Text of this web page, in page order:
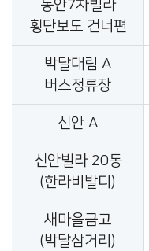
동안7차빌라
횡단보도 건너편
박달대림 A
버스정류장
신안 A
신안빌라 20동
(한라비발디)
새마을금고
(박달삼거리)